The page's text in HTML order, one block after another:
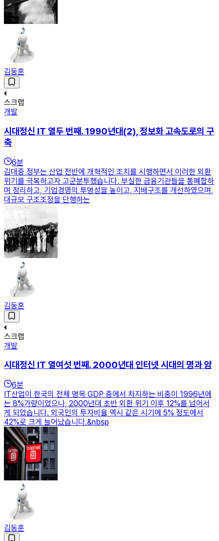
김동훈
스크랩
개발
시대정신 IT 열두 번째. 1990년대(2), 정보화 고속도로의 구
축
6분
김대중 정부는 산업 전반에 개혁적인 조치를 시행하면서 이러한 외환
위기를 극복하고자 고군분투했습니다. 부실한 금융기관들을 통폐합하
며 정리하고, 기업경영의 투명성을 높이고, 지배구조를 개선하였으며,
대규모 구조조정을 단행하는
김동훈
스크랩
개발
시대정신 IT 열여섯 번째. 2000년대 인터넷 시대의 명과 암
6분
IT산업이 한국의 전체 명목 GDP 중에서 차지하는 비중이 1996년에
는 8%가량이었으나, 2000년대 초반 외환 위기 이후 12%를 넘어서
게 되었습니다. 외국인의 투자비율 역시 같은 시기에 5% 정도에서
42%로 크게 늘어났습니다.&nbsp
김동훈